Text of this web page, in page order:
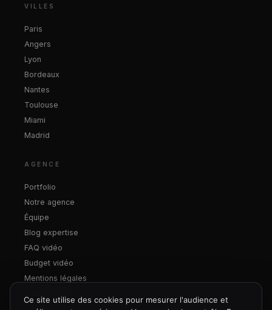
VILLES
Paris
Angers
Lyon
Bordeaux
Nantes
Toulouse
Miami
Madrid
AGENCE
Portfolio
Notre agence
Équipe
Blog expertise
FAQ vidéo
Budget vidéo
Mentions légales
Ce site utilise des cookies pour mesurer l'audience et